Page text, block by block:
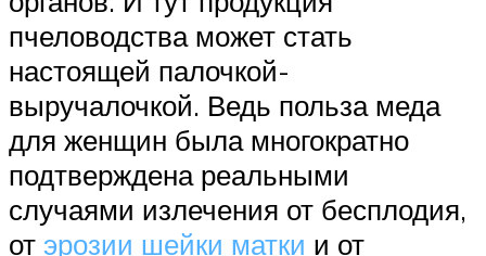
пчеловодства может стать
настоящей палочкой-
выручалочкой. Ведь польза меда
для женщин была многократно
подтверждена реальными
случаями излечения от бесплодия,
от эрозии шейки матки и от